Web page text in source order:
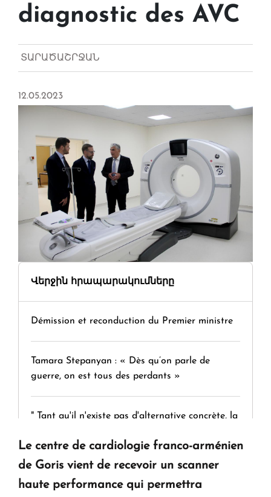
diagnostic des AVC
ՏԱՐԱԾԱՇՐՋԱՆ
12.05.2023
Վերջին հրապարակումները
Démission et reconduction du Premier ministre
Tamara Stepanyan : « Dès qu’on parle de
guerre, on est tous des perdants »
" Tant qu'il n'existe pas d'alternative concrète, la
KASA : 30 ans d'audace, de résilience et d'avenir
en Arménie
Le centre de cardiologie franco-arménien
de Goris vient de recevoir un scanner
haute performance qui permettra